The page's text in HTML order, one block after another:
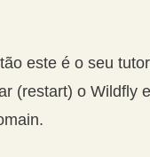
este é o seu
(restart) o Wildfly